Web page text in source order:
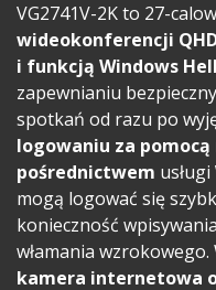
VG2741V-2K to 27-
wideokonferencji QHD
i funkcją Windows
zapewnianiu
spotkań od razu po
logowaniu za
pośrednictwem usługi
mogą logować się
konieczność
włamania
kamera internetowa